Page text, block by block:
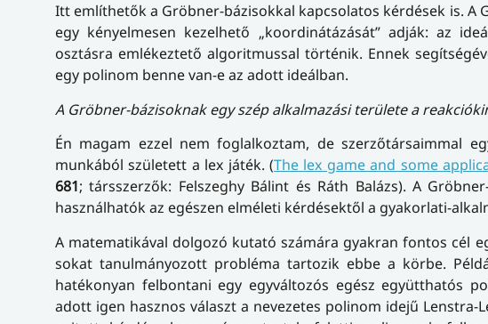
Itt említhetők a Gröbner-bázisokkal kapcsolatos kérdések is.
egy kényelmesen kezelhető „koordinátázását” adják: az
osztásra emlékeztető algoritmussal történik. Ennek
egy polinom benne van-e az adott ideálban.
A Gröbner-bázisoknak egy szép alkalmazási területe a
Én magam ezzel nem foglalkoztam, de szerzőtársaimmal
munkából született a lex játék. (The lex game and some
681; társszerzők: Felszeghy Bálint és Ráth Balázs). A
használhatók az egészen elméleti kérdésektől a gyakorlati-
A matematikával dolgozó kutató számára gyakran fontos cél
sokat tanulmányozott probléma tartozik ebbe a körbe.
hatékonyan felbontani egy egyváltozós egész együtthatós
adott igen hasznos választ a nevezetes polinom idejű Lenstra-